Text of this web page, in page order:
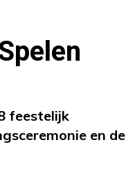
feestelijk
en de